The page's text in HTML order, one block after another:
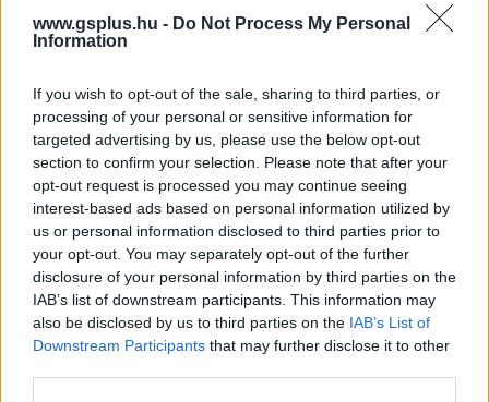
www.gsplus.hu - Do Not Process My Personal
Information
If you wish to opt-out of the sale, sharing to third parties, or
processing of your personal or sensitive information for
targeted advertising by us, please use the below opt-out
section to confirm your selection. Please note that after your
opt-out request is processed you may continue seeing
interest-based ads based on personal information utilized by
us or personal information disclosed to third parties prior to
your opt-out. You may separately opt-out of the further
disclosure of your personal information by third parties on the
IAB’s list of downstream participants. This information may
also be disclosed by us to third parties on the IAB’s List of
Downstream Participants that may further disclose it to other
között a produkciós dizájn, a casting, a vágás, a kortárs
smink, a műfaji smink, a zene, a hangvágás, a
kategóriáiban.
Merced egyébként köszöni jól van, de azért valóban
furcsa, hogy míg Abbyt jelölik,akit alig látunk az
évadban, addig a jelenetek nagy részét a hátán hordó
Dinát viszont nem.
Nem akarsz lemaradni semmiről?
Rengeteg hír és cikk vár rád, lehet, hogy éppen nem